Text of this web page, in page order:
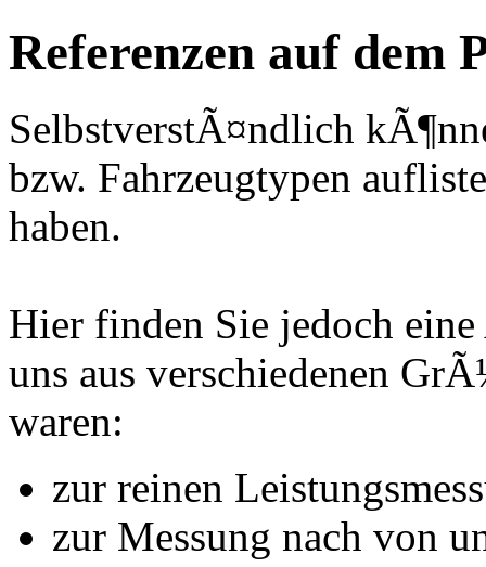
Referenzen auf dem
SelbstverstÃ¤ndlich
bzw. Fahrzeugtypen
haben.
Hier finden Sie jedoch
uns aus verschiedenen
waren:
zur reinen
zur Messung nach von